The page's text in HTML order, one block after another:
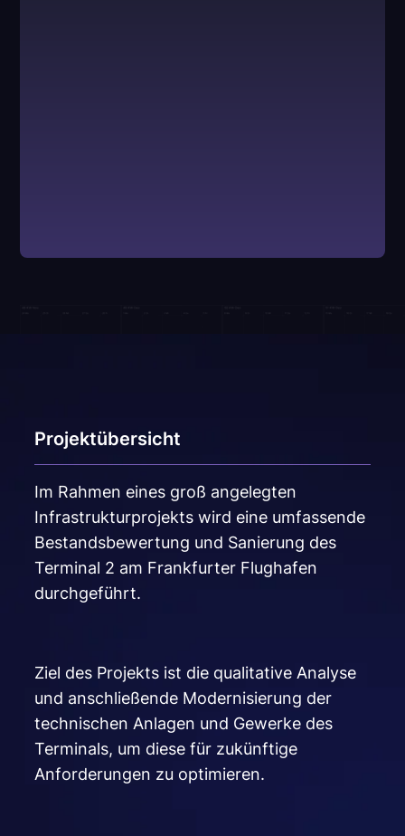
Projektübersicht
Im Rahmen eines groß angelegten
Infrastrukturprojekts wird eine umfassende
Bestandsbewertung und Sanierung des
Terminal 2 am Frankfurter Flughafen
durchgeführt.
Ziel des Projekts ist die qualitative Analyse
und anschließende Modernisierung der
technischen Anlagen und Gewerke des
Terminals, um diese für zukünftige
Anforderungen zu optimieren.